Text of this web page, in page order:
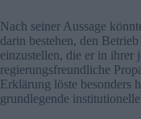
Nach seiner Aussage
darin bestehen, den
einzustellen, die er in ihrer
regierungsfreundliche
Erklärung löste besonders
grundlegende